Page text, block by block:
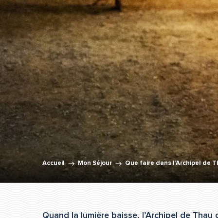
Accueil Mon Séjour Que faire dans l’Archipel de
Quand la lumière baisse, l’Archipel de